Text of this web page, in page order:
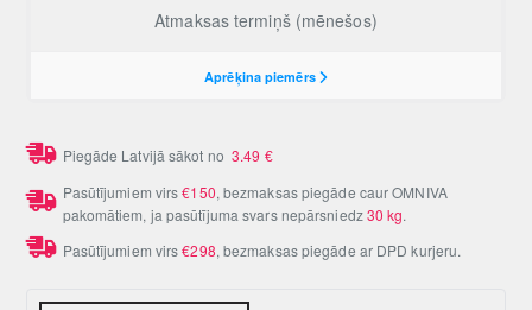
Piegāde Latvijā sākot no3.49 €
Pasūtījumiem virs€150, bezmaksas piegāde caur OMNIVA
pakomātiem, ja pasūtījuma svars nepārsniedz30 kg.
Pasūtījumiem virs€298, bezmaksas piegāde ar DPD kurjeru.